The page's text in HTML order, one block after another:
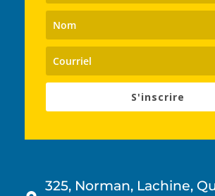
S'inscrire
325, Norman, Lachine,